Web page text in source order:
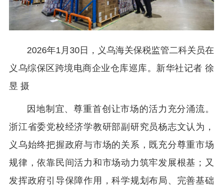
2026年1月30日，义乌海关保税监管二科关员在
义乌综保区跨境电商企业仓库巡库。新华社记者 徐
昱 摄
因地制宜、尊重首创让市场的活力充分涌流。
浙江省委党校经济学教研部副研究员杨志文认为，
义乌始终把握政府与市场的关系，既充分尊重市场
规律，依靠民间活力和市场动力筑牢发展根基；又
发挥政府引导保障作用，科学规划布局、完善基础